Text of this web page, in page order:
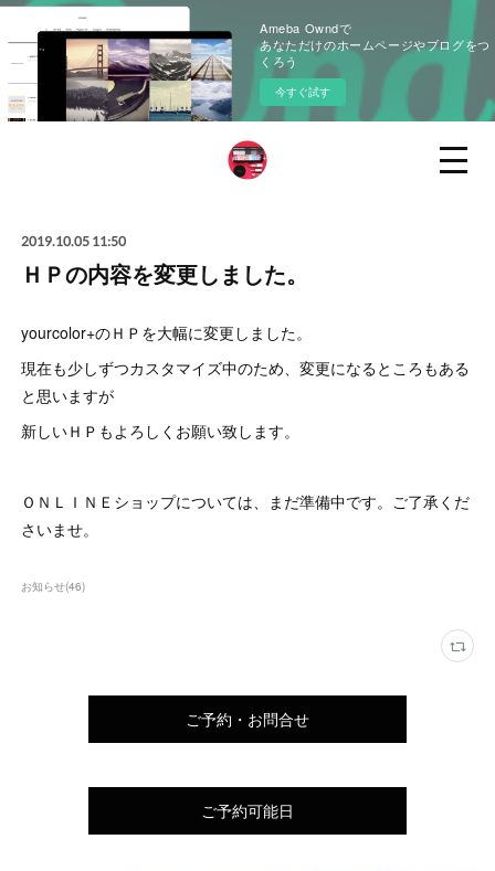
Ameba Owndで
あなただけのホームページやブログをつ
くろう
今すぐ試す
2019.10.05 11:50
ＨＰの内容を変更しました。
yourcolor+のＨＰを大幅に変更しました。
現在も少しずつカスタマイズ中のため、変更になるところもある
と思いますが
新しいＨＰもよろしくお願い致します。
ＯＮＬＩＮＥショップについては、まだ準備中です。ご了承くだ
さいませ。
お知らせ(46)
ご予約・お問合せ
ご予約可能日